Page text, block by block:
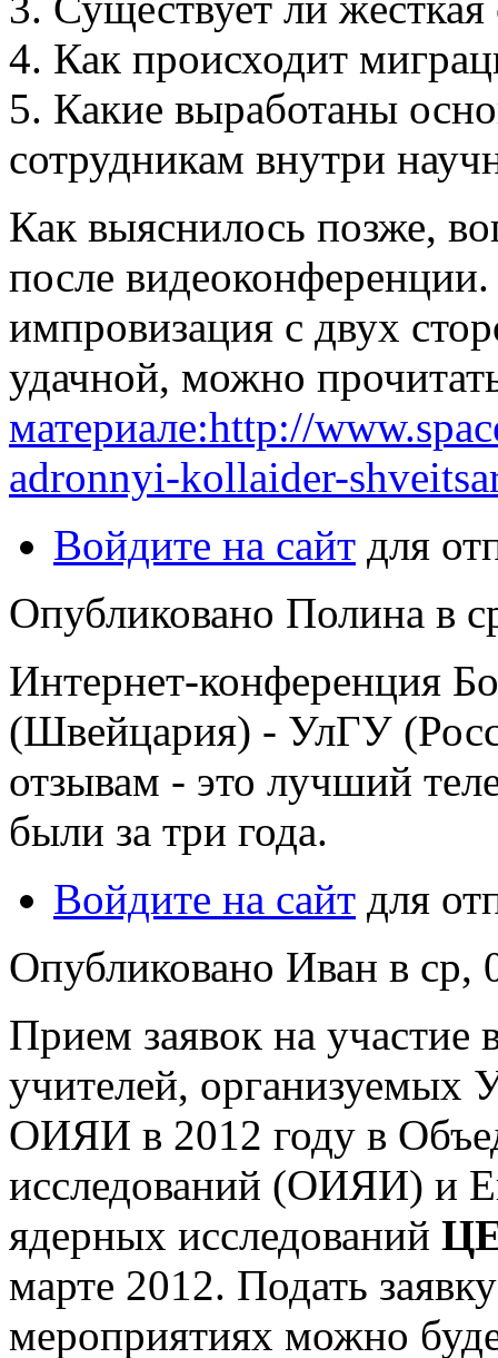
4. Как происходит
5. Какие выработаны
сотрудникам внутри
Как выяснилось позже,
после
импровизация с двух
удачной, можно
материале:http://
adronnyi-kollaider-
Войдите на сайт для
Опубликовано Полина в
Интернет-конференция
(Швейцария) - УлГУ
отзывам - это лучший
были за три года.
Войдите на сайт для
Опубликовано Иван в ср,
Прием заявок на участие
учителей, организуемых
ОИЯИ в 2012 году в
исследований (ОИЯИ) и
ядерных исследований
марте 2012. Подать
мероприятиях можно